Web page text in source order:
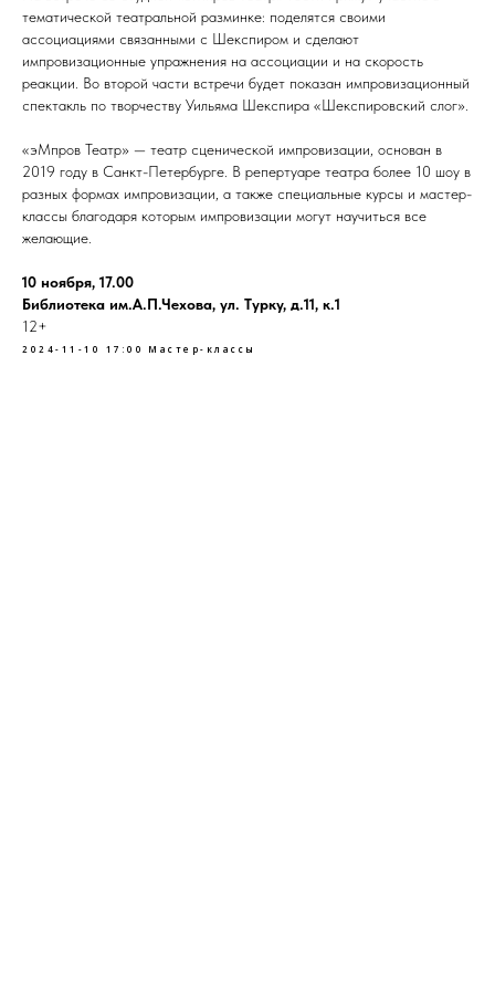
тематической театральной разминке: поделятся своими
ассоциациями связанными с Шекспиром и сделают
импровизационные упражнения на ассоциации и на скорость
реакции. Во второй части встречи будет показан импровизационный
спектакль по творчеству Уильяма Шекспира «Шекспировский слог».
«эМпров Театр» — театр сценической импровизации, основан в
2019 году в Санкт-Петербурге. В репертуаре театра более 10 шоу в
разных формах импровизации, а также специальные курсы и мастер-
классы благодаря которым импровизации могут научиться все
желающие.
10 ноября, 17.00
Библиотека им.А.П.Чехова, ул. Турку, д.11, к.1
12+
2024-11-10 17:00 Мастер-классы